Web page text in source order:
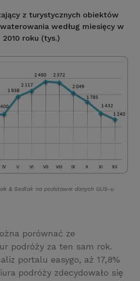
z turystycznych obiektów
według miesięcy w
2010 roku (tys.)
& Sedlak na podstawie danych GUS-u
porównać ze
podróży za ten sam rok.
portalu easygo, aż 17,8%
podróży zdecydowało się